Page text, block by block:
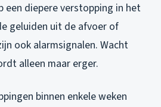
diepere verstopping in het
geluiden uit de afvoer of
ook alarmsignalen. Wacht
alleen maar erger.
binnen enkele weken